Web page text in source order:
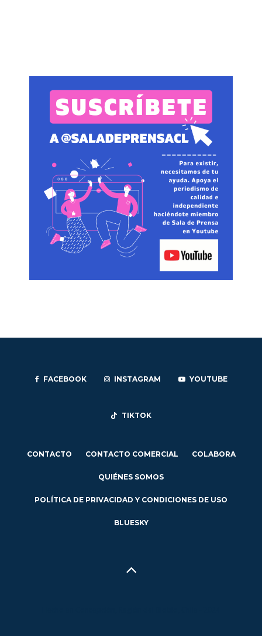
FACEBOOK INSTAGRAM YOUTUBE
TIKTOK
CONTACTO CONTACTO COMERCIAL COLABORA
QUIÉNES SOMOS
POLÍTICA DE PRIVACIDAD Y CONDICIONES DE USO
BLUESKY